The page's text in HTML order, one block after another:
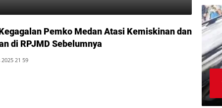
Pemko Medan Atasi Kemiskinan dan
di RPJMD Sebelumnya
21 59